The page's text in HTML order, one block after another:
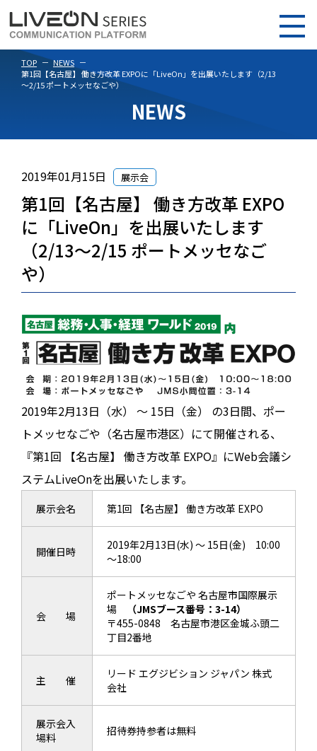
TOP
NEWS
第1回【名古屋】 働き方改革 EXPOに「LiveOn」を出展いたします（2/13
～2/15 ポートメッセなごや）
NEWS
2019年01月15日 展示会
第1回【名古屋】 働き方改革 EXPO
に「LiveOn」を出展いたします
（2/13～2/15 ポートメッセなご
や）
2019年2月13日（水） ～ 15日（金） の3日間、ポー
トメッセなごや（名古屋市港区）にて開催される、
『第1回 【名古屋】 働き方改革 EXPO』にWeb会議シ
ステムLiveOnを出展いたします。
展示会名 第1回 【名古屋】 働き方改革 EXPO
開催日時
2019年2月13日(水) ～ 15日(金) 10:00
～18:00
会 場
ポートメッセなごや 名古屋市国際展示
場
（JMSブース番号：3-14）
〒455-0848 名古屋市港区金城ふ頭二
丁目2番地
主 催
リード エグジビション ジャパン 株式
会社
展示会入
場料
招待券持参者は無料